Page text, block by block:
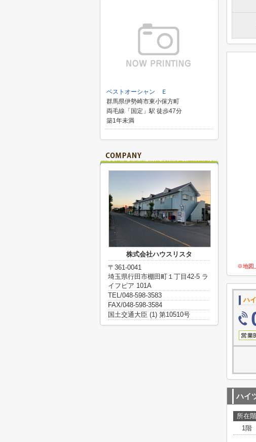
※地図
ハ
ハイ
所在階
1階
ベストオーシャン Ｅ
群馬県伊勢崎市東小保方町
両毛線「国定」駅 徒歩47分
築1年未満
株式会社ハウスリスタ
〒361-0041
埼玉県行田市棚田町１丁目42-5 ラ
イフピア 101A
TEL/048-598-3583
FAX/048-598-3584
国土交通大臣 (1) 第10510号